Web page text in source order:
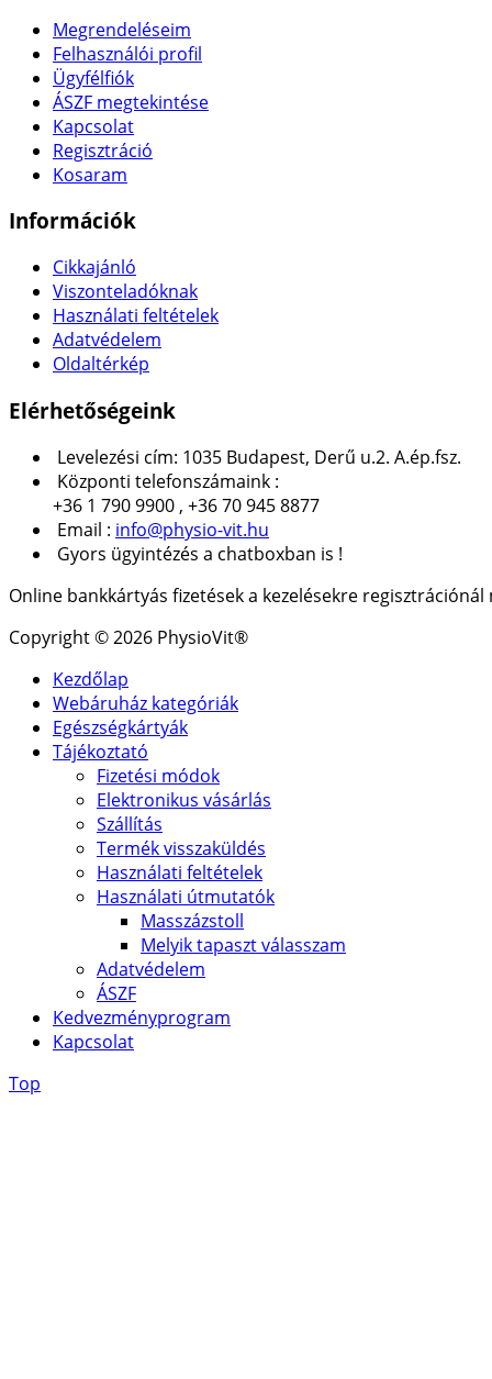
Megrendeléseim
Felhasználói profil
Ügyfélfiók
ÁSZF megtekintése
Kapcsolat
Regisztráció
Kosaram
Információk
Cikkajánló
Viszonteladóknak
Használati feltételek
Adatvédelem
Oldaltérkép
Elérhetőségeink
Levelezési cím: 1035 Budapest, Derű u.2. A.ép.fsz.
Központi telefonszámaink :
+36 1 790 9900 , +36 70 945 8877
Email : info@physio-vit.hu
Gyors ügyintézés a chatboxban is !
Online bankkártyás fizetések a kezelésekre
Copyright © 2026 PhysioVit®
Kezdőlap
Webáruház kategóriák
Egészségkártyák
Tájékoztató
Fizetési módok
Elektronikus vásárlás
Szállítás
Termék visszaküldés
Használati feltételek
Használati útmutatók
Masszázstoll
Melyik tapaszt válasszam
Adatvédelem
ÁSZF
Kedvezményprogram
Kapcsolat
Top